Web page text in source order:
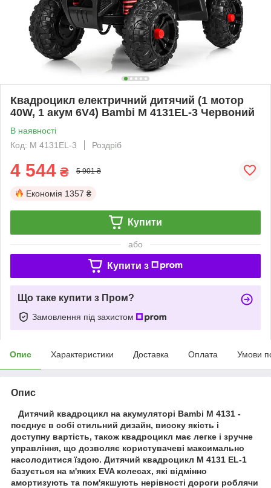
Квадроцикл електричний дитячий (1 мотор
40W, 1 акум 6V4) Bambi M 4131EL-3 Червоний
В наявності
Код: M 4131EL-3
Роздріб
4 544 ₴ 5 901 ₴
Економія 1357 ₴
Купити
або
Купити з
Що таке купити з Пром?
Замовлення під захистом
Опис Характеристики Доставка Оплата Умови
Опис
Дитячий квадроцикл на акумуляторі Bambi M 4131 -
поєднує в собі стильний дизайн, високу якість і
доступну вартість, також квадроцикл має легке і зручне
управління, що дозволяє користувачеві максимально
насолодитися їздою. Дитячий квадроцикл M 4131 EL-1
базується на м'яких EVA колесах, які відмінно
амортизують та пом'якшують нерівності дороги роблячи